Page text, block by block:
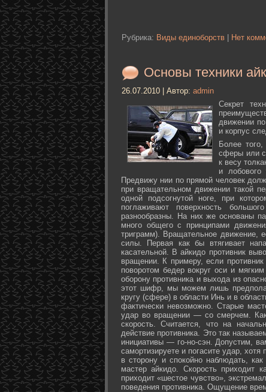
Рубрика: Виды единоборств Нет
Основы техники
26.07.2010 | Автор: admin
Секрет
движении
и корпус
Более
сферы или
к весу
и
Предвижу нии по прямой человек
при вращательном движении такой
одной подсогнутой ноге, при
поглаживают поверхность
разнообразны. На них же основаны
много общего с принципами
триграмм). Вращательное движение,
силы. Первая как бы втягивает
касательной. В айкидо противник
вращении. К примеру, если
поворотом бедер вокруг оси и
оборону противника и выхода из
этот шифр, мы можем лишь
кругу (сфере) в области Инь и в
фактически невозможно. Старые
удар во вращении — со смерчем.
скорость. Считается, что на
действие противника. Это так
инициативы — го-но-сэн. Допустим,
самортизируете и погасите удар,
в сторону и спокойно наблюдать,
мастер айкидо. Скорость приходит
приходит «шестое чувство»,
поведения противника. Ощущение